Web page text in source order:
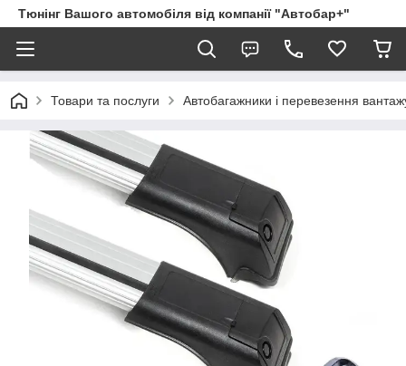
Тюнінг Вашого автомобіля від компанії "Автобар+"
Товари та послуги Автобагажники і перевезення